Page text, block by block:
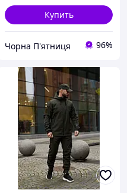
Купить
Чорна П'ятниця 96%